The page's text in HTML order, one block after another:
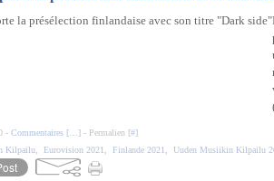
- Commentaires [ ] - Permalien [#]
Kilpailu Eurovision 2021 Finlande 2021 Uuden Musiikin Kilpailu